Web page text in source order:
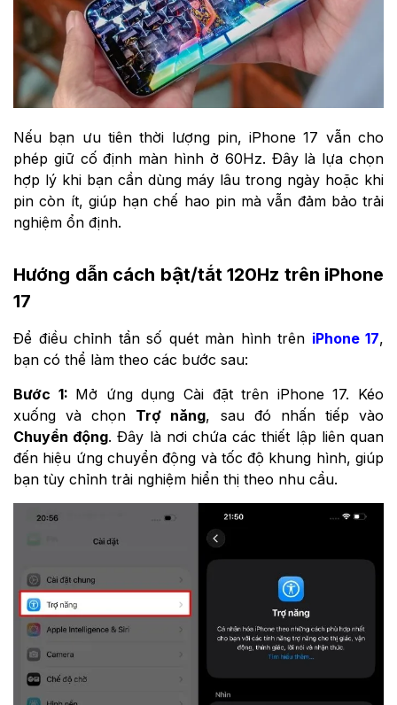
Nếu bạn ưu tiên thời lượng pin, iPhone 17 vẫn cho
phép giữ cố định màn hình ở 60Hz. Đây là lựa chọn
hợp lý khi bạn cần dùng máy lâu trong ngày hoặc khi
pin còn ít, giúp hạn chế hao pin mà vẫn đảm bảo trải
nghiệm ổn định.
Hướng dẫn cách bật/tắt 120Hz trên iPhone
17
Để điều chỉnh tần số quét màn hình trên iPhone 17,
bạn có thể làm theo các bước sau:
Bước 1: Mở ứng dụng Cài đặt trên iPhone 17. Kéo
xuống và chọn Trợ năng, sau đó nhấn tiếp vào
Chuyển động. Đây là nơi chứa các thiết lập liên quan
đến hiệu ứng chuyển động và tốc độ khung hình, giúp
bạn tùy chỉnh trải nghiệm hiển thị theo nhu cầu.